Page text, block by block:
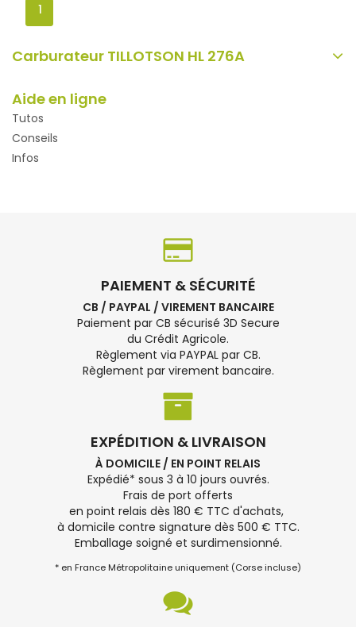
1
Carburateur TILLOTSON HL 276A
Aide en ligne
Tutos
Conseils
Infos
PAIEMENT & SÉCURITÉ
CB / PAYPAL / VIREMENT BANCAIRE
Paiement par CB sécurisé 3D Secure
du Crédit Agricole.
Règlement via PAYPAL par CB.
Règlement par virement bancaire.
EXPÉDITION & LIVRAISON
À DOMICILE / EN POINT RELAIS
Expédié* sous 3 à 10 jours ouvrés.
Frais de port offerts
en point relais dès 180 € TTC d'achats,
à domicile contre signature dès 500 € TTC.
Emballage soigné et surdimensionné.
* en France Métropolitaine uniquement (Corse incluse)